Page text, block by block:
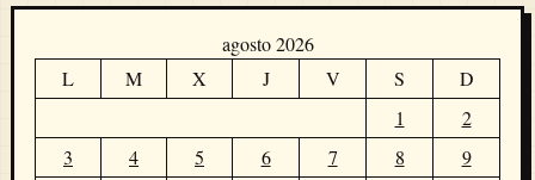
agosto 2026
L
M X J V S
D
1
2
3
4 5 6 7 8
9